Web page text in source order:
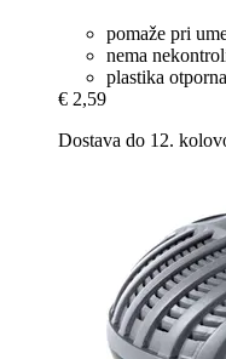
pomaže pri
nema
plastika
€ 2,59
Dostava do 12.